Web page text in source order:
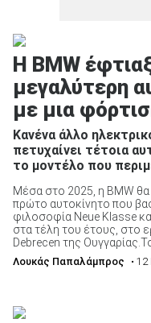
Η BMW
μεγαλύτερη
με μια
Κανένα άλλο
πετυχαίνει τέτοια
το μοντέλο που
Μέσα στο 2025, η BMW θα
πρώτο αυτοκίνητο που
φιλοσοφία Neue Klasse
στα τέλη του έτους, στο
Debrecen της Ουγγαρίας.Το
Λουκάς Παπαλάμπρος • 12